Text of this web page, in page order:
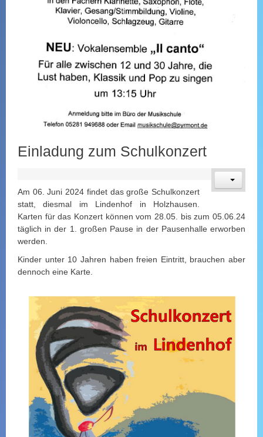
Einladung zum Schulkonzert
Am 06. Juni 2024 findet das große Schulkonzert
statt, diesmal im Lindenhof in Holzhausen.
Karten für das Konzert können vom 28.05. bis zum 05.06.24
täglich in der 1. großen Pause in der Pausenhalle erworben
werden.
Kinder unter 10 Jahren haben freien Eintritt, brauchen aber
dennoch eine Karte.